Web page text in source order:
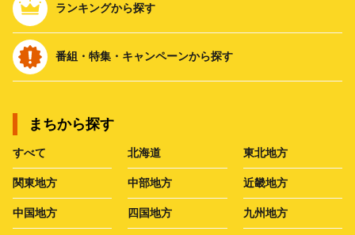
ランキングから探す
番組・特集・キャンペーンから探す
まちから探す
すべて 北海道 東北地方
関東地方 中部地方 近畿地方
中国地方 四国地方 九州地方